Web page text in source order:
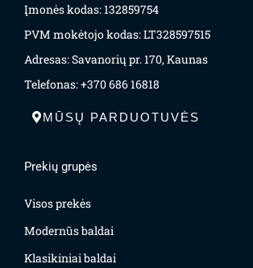
Įmonės kodas: 132859754
PVM mokėtojo kodas: LT328597515
Adresas: Savanorių pr. 170, Kaunas
Telefonas: +370 686 16818
MŪSŲ PARDUOTUVĖS
Prekių grupės
Visos prekės
Modernūs baldai
Klasikiniai baldai